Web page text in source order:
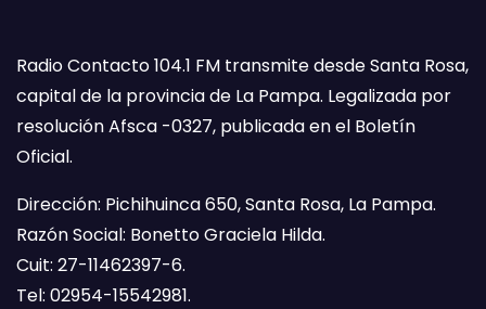
Radio Contacto 104.1 FM transmite desde Santa Rosa,
capital de la provincia de La Pampa. Legalizada por
resolución Afsca -0327, publicada en el Boletín
Oficial.
Dirección: Pichihuinca 650, Santa Rosa, La Pampa.
Razón Social: Bonetto Graciela Hilda.
Cuit: 27-11462397-6.
Tel: 02954-15542981.